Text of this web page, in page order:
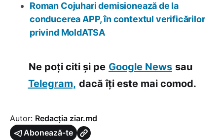
Roman Cojuhari demisionează de la
conducerea APP, în contextul verificărilor
privind MoldATSA
Ne poți citi și pe Google News sau
Telegram, dacă îți este mai comod.
Autor: Redacția ziar.md
Abonează-te